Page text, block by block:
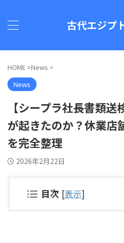
古代エジプ
HOME >News >
News
【シープラ社長書類
が起きたのか？休業店
を完全整理
2026年2月22日
目次 [表示]